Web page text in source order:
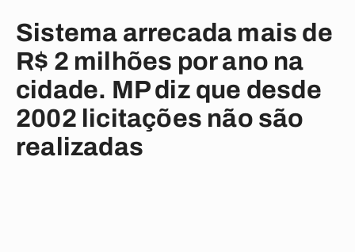
Sistema arrecada mais de
R$ 2 milhões por ano na
cidade. MP diz que desde
2002 licitações não são
realizadas